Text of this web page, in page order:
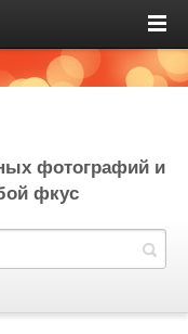
фотографий и
фкус